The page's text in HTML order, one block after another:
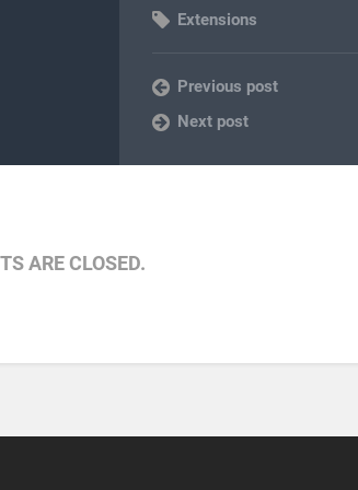
Extensions
Previous post
Next post
ARE CLOSED.